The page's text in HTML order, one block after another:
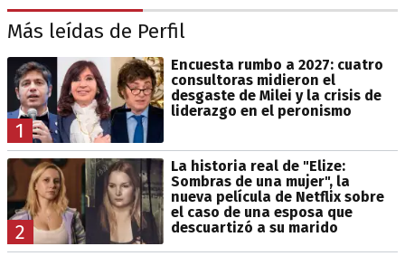
Más leídas de Perfil
1
Encuesta rumbo a 2027: cuatro
consultoras midieron el
desgaste de Milei y la crisis de
liderazgo en el peronismo
2
La historia real de "Elize:
Sombras de una mujer", la
nueva película de Netflix sobre
el caso de una esposa que
descuartizó a su marido